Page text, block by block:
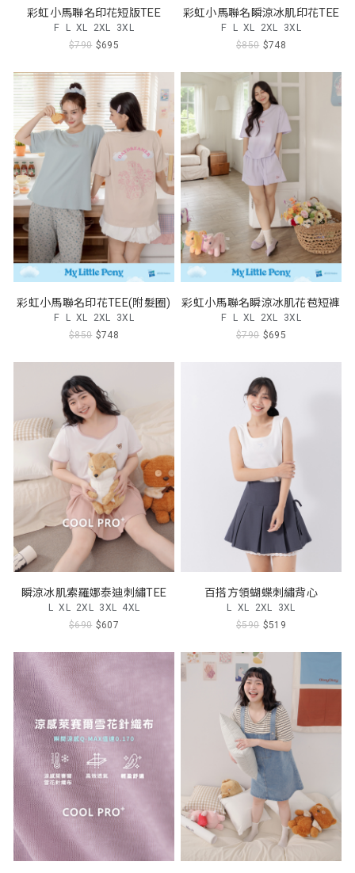
彩虹小馬聯名印花短版TEE
F L XL 2XL 3XL
$790 $695
彩虹小馬聯名瞬涼冰肌印花TEE
F L XL 2XL 3XL
$850 $748
彩虹小馬聯名印花TEE(附髮圈)
F L XL 2XL 3XL
$850 $748
彩虹小馬聯名瞬涼冰肌花苞短褲
F L XL 2XL 3XL
$790 $695
瞬涼冰肌索羅娜泰迪刺繡TEE
L XL 2XL 3XL 4XL
$690 $607
百搭方領蝴蝶刺繡背心
L XL 2XL 3XL
$590 $519